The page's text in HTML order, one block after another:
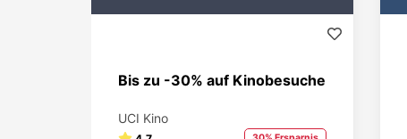
Bis zu -30% auf Kinobesuche
UCI Kino